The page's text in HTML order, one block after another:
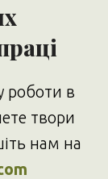
роботи в
твори
нам на